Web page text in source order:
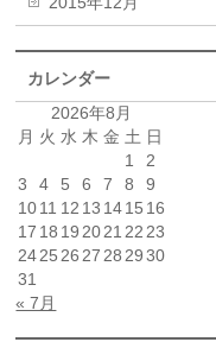
カレンダー
2026年8月
月 火 水 木 金 土 日
1
2
3
4 5 6 7 8
9
1011 12 13 1415 16
17 18 19 2021 22 23
2425 26 27 28 29 30
31
« 7月